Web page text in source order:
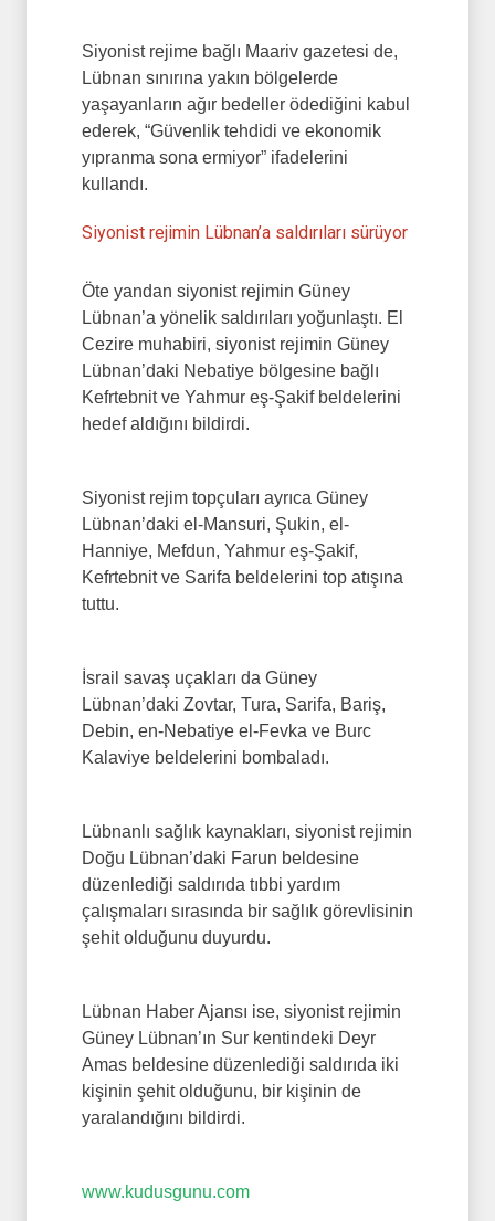
Siyonist rejime bağlı Maariv gazetesi de,
Lübnan sınırına yakın bölgelerde
yaşayanların ağır bedeller ödediğini kabul
ederek, “Güvenlik tehdidi ve ekonomik
yıpranma sona ermiyor” ifadelerini
kullandı.
Siyonist rejimin Lübnan’a saldırıları sürüyor
Öte yandan siyonist rejimin Güney
Lübnan’a yönelik saldırıları yoğunlaştı. El
Cezire muhabiri, siyonist rejimin Güney
Lübnan’daki Nebatiye bölgesine bağlı
Kefrtebnit ve Yahmur eş-Şakif beldelerini
hedef aldığını bildirdi.
Siyonist rejim topçuları ayrıca Güney
Lübnan’daki el-Mansuri, Şukin, el-
Hanniye, Mefdun, Yahmur eş-Şakif,
Kefrtebnit ve Sarifa beldelerini top atışına
tuttu.
İsrail savaş uçakları da Güney
Lübnan’daki Zovtar, Tura, Sarifa, Bariş,
Debin, en-Nebatiye el-Fevka ve Burc
Kalaviye beldelerini bombaladı.
Lübnanlı sağlık kaynakları, siyonist rejimin
Doğu Lübnan’daki Farun beldesine
düzenlediği saldırıda tıbbi yardım
çalışmaları sırasında bir sağlık görevlisinin
şehit olduğunu duyurdu.
Lübnan Haber Ajansı ise, siyonist rejimin
Güney Lübnan’ın Sur kentindeki Deyr
Amas beldesine düzenlediği saldırıda iki
kişinin şehit olduğunu, bir kişinin de
yaralandığını bildirdi.
www.kudusgunu.com